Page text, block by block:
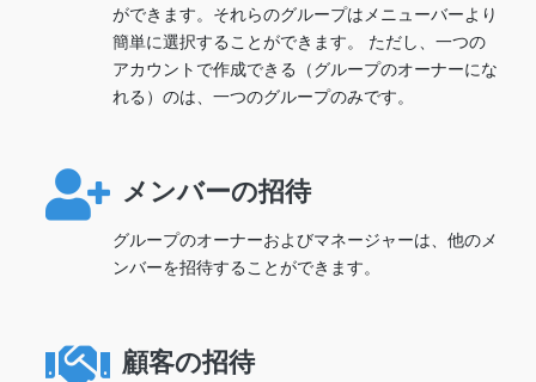
ができます。それらのグループはメニューバーより
簡単に選択することができます。 ただし、一つの
アカウントで作成できる（グループのオーナーにな
れる）のは、一つのグループのみです。
メンバーの招待
グループのオーナーおよびマネージャーは、他のメ
ンバーを招待することができます。
顧客の招待